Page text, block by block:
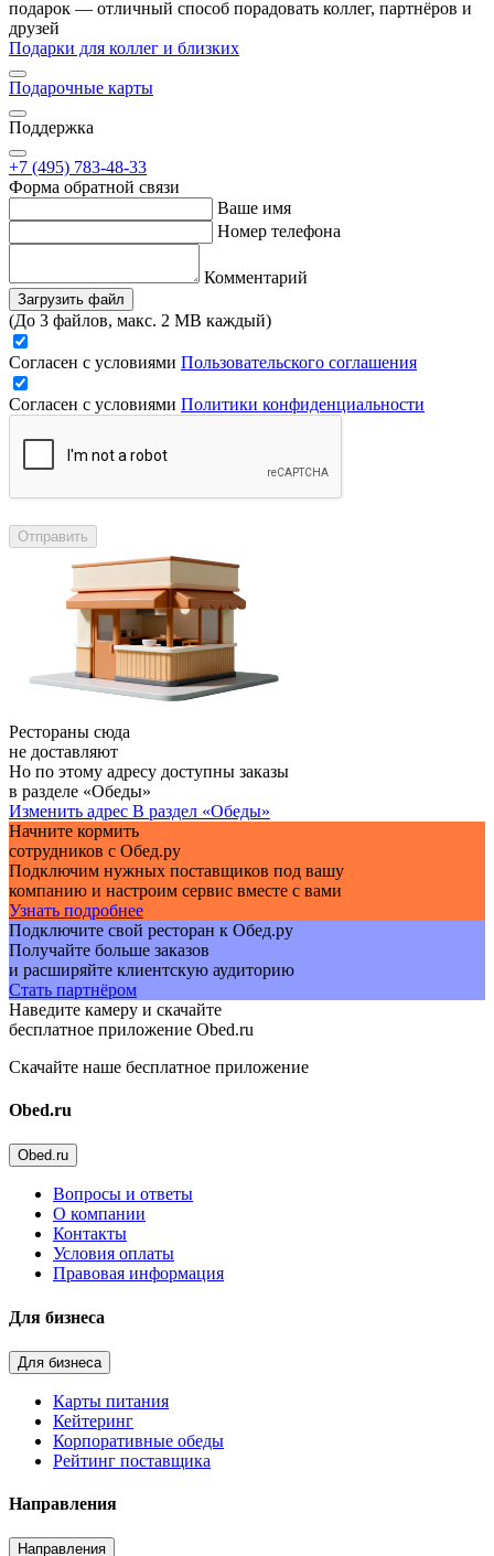
подарок — отличный способ порадовать коллег, партнёров и
друзей
Подарки для коллег и близких
Подарочные карты
Поддержка
+7 (495) 783-48-33
Форма обратной связи
Ваше имя
Номер телефона
Комментарий
Загрузить файл
(До 3 файлов, макс. 2 MB каждый)
Согласен с условиями Пользовательского соглашения
Согласен с условиями Политики конфиденциальности
Отправить
Рестораны сюда
не доставляют
Но по этому адресу доступны заказы
в разделе «Обеды»
Изменить адрес В раздел «Обеды»
Начните кормить
сотрудников с Обед.ру
Подключим нужных поставщиков под вашу
компанию и настроим сервис вместе с вами
Узнать подробнее
Подключите свой ресторан к Обед.ру
Получайте больше заказов
и расширяйте клиентскую аудиторию
Стать партнёром
Наведите камеру и скачайте
бесплатное приложение Obed.ru
Скачайте наше бесплатное приложение
Obed.ru
Obed.ru
Вопросы и ответы
О компании
Контакты
Условия оплаты
Правовая информация
Для бизнеса
Для бизнеса
Карты питания
Кейтеринг
Корпоративные обеды
Рейтинг поставщика
Направления
Направления